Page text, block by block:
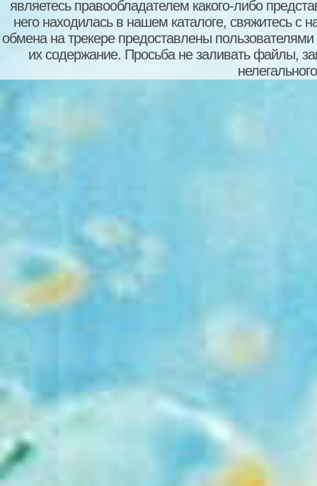
являетесь правообладателем какого-либо
него находилась в нашем каталоге, свяжитесь
обмена на трекере предоставлены пользователями
их содержание. Просьба не заливать файлы,